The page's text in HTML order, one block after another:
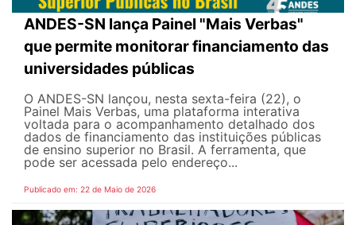
ANDES-SN lança Painel "Mais Verbas"
que permite monitorar financiamento das
universidades públicas
O ANDES-SN lançou, nesta sexta-feira (22), o
Painel Mais Verbas, uma plataforma interativa
voltada para o acompanhamento detalhado dos
dados de financiamento das instituições públicas
de ensino superior no Brasil. A ferramenta, que
pode ser acessada pelo endereço...
Publicado em: 22 de Maio de 2026